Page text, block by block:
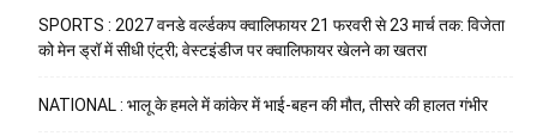
SPORTS : 2027 वनडे वर्ल्डकप क्वालिफायर 21 फरवरी से 23 मार्च तक: विजेता
को मेन ड्रॉ में सीधी एंट्री; वेस्टइंडीज पर क्वालिफायर खेलने का खतरा
NATIONAL : भालू के हमले में कांकेर में भाई-बहन की मौत, तीसरे की हालत गंभीर